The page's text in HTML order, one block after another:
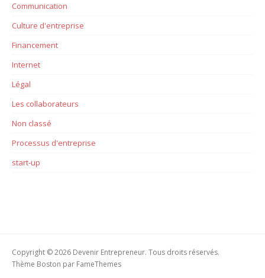
Communication
Culture d'entreprise
Financement
Internet
Légal
Les collaborateurs
Non classé
Processus d'entreprise
start-up
Copyright © 2026 Devenir Entrepreneur. Tous droits réservés.
Thème Boston par FameThemes